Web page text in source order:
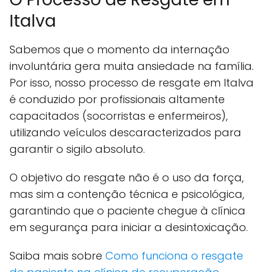
Italva
Sabemos que o momento da internação
involuntária gera muita ansiedade na família.
Por isso, nosso processo de resgate em Italva
é conduzido por profissionais altamente
capacitados (socorristas e enfermeiros),
utilizando veículos descaracterizados para
garantir o sigilo absoluto.
O objetivo do resgate não é o uso da força,
mas sim a contenção técnica e psicológica,
garantindo que o paciente chegue à clínica
em segurança para iniciar a desintoxicação.
Saiba mais sobre Como funciona o resgate